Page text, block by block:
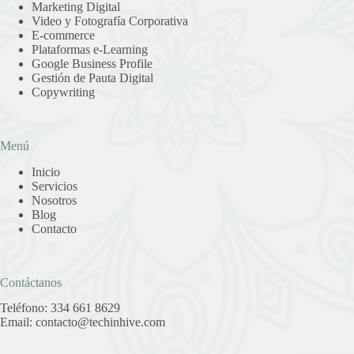
Marketing Digital
Video y Fotografía Corporativa
E-commerce
Plataformas e-Learning
Google Business Profile
Gestión de Pauta Digital
Copywriting
Menú
Inicio
Servicios
Nosotros
Blog
Contacto
Contáctanos
Teléfono: 334 661 8629
Email: contacto@techinhive.com